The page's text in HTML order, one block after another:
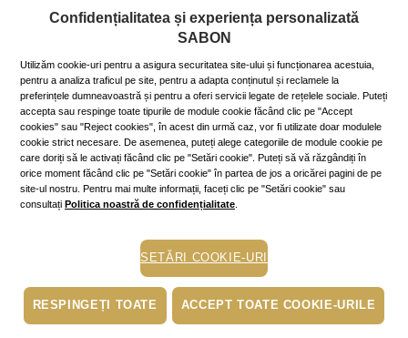
MINI AROMĂ DE CAMERĂ
White Tea &
Osmanthus
100ml
ADAUGĂ ÎN COŞ
MINI CREMĂ DE MÂINI
White Tea
30
În
ADAUGĂ ÎN COŞ
Confidențialitatea și experiența personalizată
SABON
Utilizăm cookie-uri pentru a asigura securitatea site-ului și funcționarea acestuia,
pentru a analiza traficul pe site, pentru a adapta conținutul și reclamele la
preferințele dumneavoastră și pentru a oferi servicii legate de rețelele sociale. Puteți
accepta sau respinge toate tipurile de module cookie făcând clic pe "Accept
cookies" sau "Reject cookies", în acest din urmă caz, vor fi utilizate doar modulele
cookie strict necesare. De asemenea, puteți alege categoriile de module cookie pe
care doriți să le activați făcând clic pe "Setări cookie". Puteți să vă răzgândiți în
orice moment făcând clic pe "Setări cookie" în partea de jos a oricărei pagini de pe
site-ul nostru. Pentru mai multe informații, faceți clic pe "Setări cookie" sau
consultați Politica noastră de confidențialitate
SETĂRI COOKIE-URI
RESPINGEȚI TOATE ACCEPT TOATE COOKIE-URILE